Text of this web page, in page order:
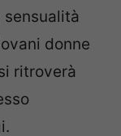
donne
ritroverà